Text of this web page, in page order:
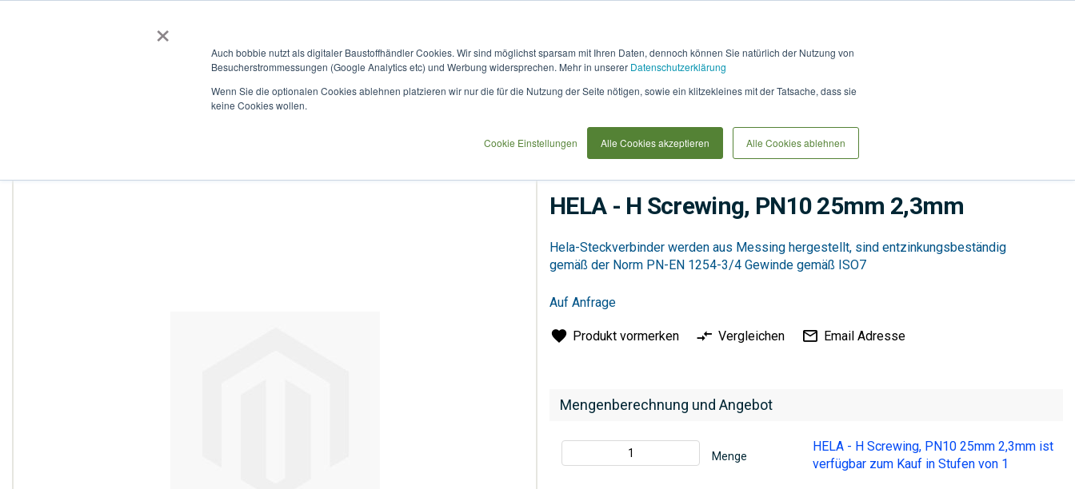
×
Auch bobbie nutzt als digitaler Baustoffhändler Cookies. Wir sind möglichst sparsam mit Ihren Daten, dennoch können Sie natürlich der Nutzung von
Besucherstrommessungen (Google Analytics etc) und Werbung widersprechen. Mehr in unserer Datenschutzerklärung
Wenn Sie die optionalen Cookies ablehnen platzieren wir nur die für die Nutzung der Seite nötigen, sowie ein klitzekleines mit der Tatsache, dass sie
keine Cookies wollen.
Cookie Einstellungen Alle Cookies akzeptieren Alle Cookies ablehnen
BOBBIEVERSUM
it
Ende
HELA - H Screwing, PN10 25mm 2,3mm
Mengenberechnung und Angebot
Menge
HELA - H Screwing, PN10 25mm 2,3mm ist
verfügbar zum Kauf in Stufen von 1
Hela-Steckverbinder werden aus Messing hergestellt, sind entzinkungsbeständig
gemäß der Norm PN-EN 1254-3/4 Gewinde gemäß ISO7
Auf Anfrage
Produkt vormerken Vergleichen Email Adresse